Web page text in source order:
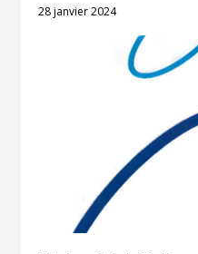
28 janvier 2024